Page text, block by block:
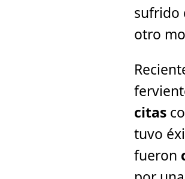
sufrido
otro
citas
tuvo
fueron